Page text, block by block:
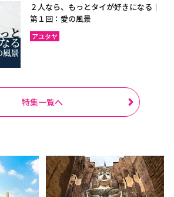
２人なら、もっとタイが好きになる｜
第１回：愛の風景
アユタヤ
特集一覧へ